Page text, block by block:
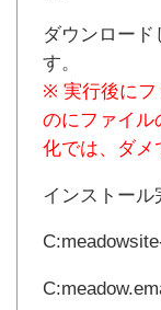
ダウンロード
す。
※ 実行後にフ
のにファイル
化では、ダメ
インストール